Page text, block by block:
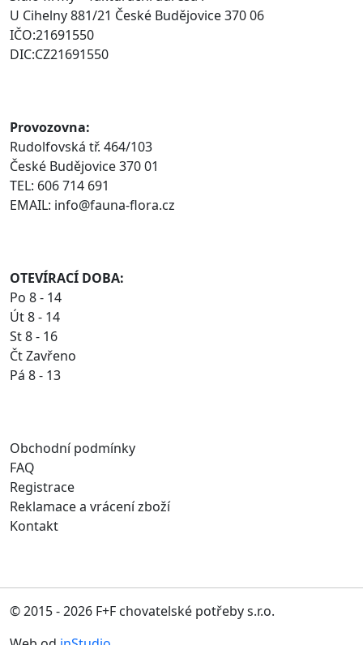
U Cihelny 881/21 České Budějovice 370 06
IČO:21691550
DIC:CZ21691550
Provozovna:
Rudolfovská tř. 464/103
České Budějovice 370 01
TEL: 606 714 691
EMAIL: info@fauna-flora.cz
OTEVÍRACÍ DOBA:
Po 8 - 14
Út 8 - 14
St 8 - 16
Čt Zavřeno
Pá 8 - 13
Obchodní podmínky
FAQ
Registrace
Reklamace a vrácení zboží
Kontakt
© 2015 - 2026 F+F chovatelské potřeby s.r.o.